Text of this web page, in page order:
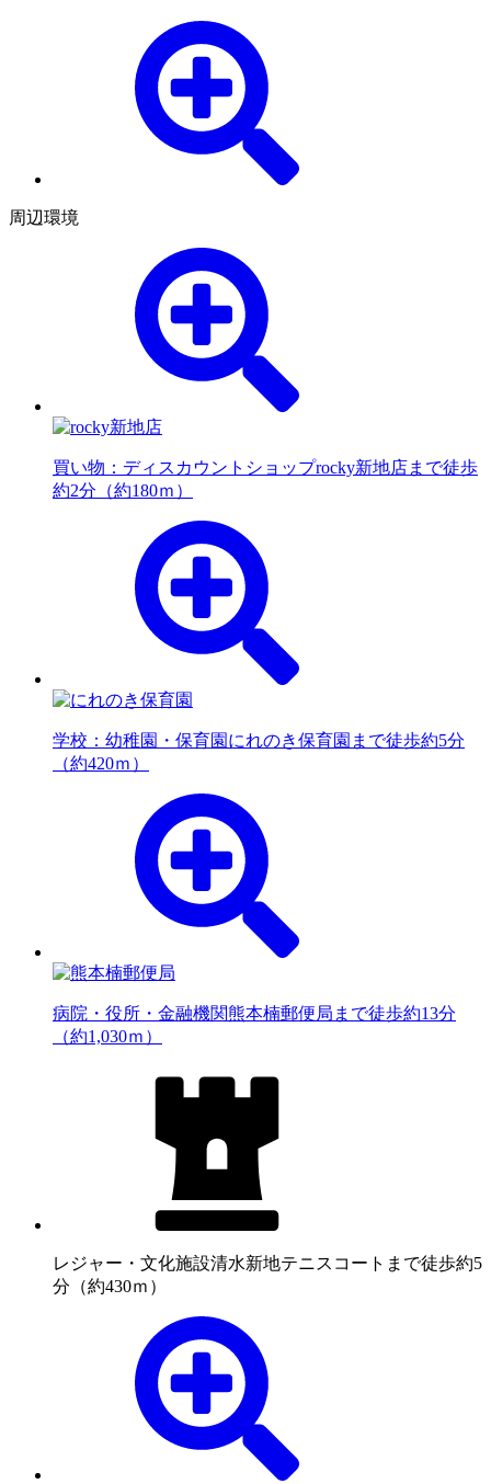
周辺環境
買い物：ディスカウントショップrocky新地店まで徒歩
約2分（約180ｍ）
学校：幼稚園・保育園 にれのき保育園まで徒歩約5分
（約420ｍ）
病院・役所・金融機関熊本楠郵便局まで徒歩約13分
（約1,030ｍ）
レジャー・文化施設清水新地テニスコートまで徒歩約5
分（約430ｍ）